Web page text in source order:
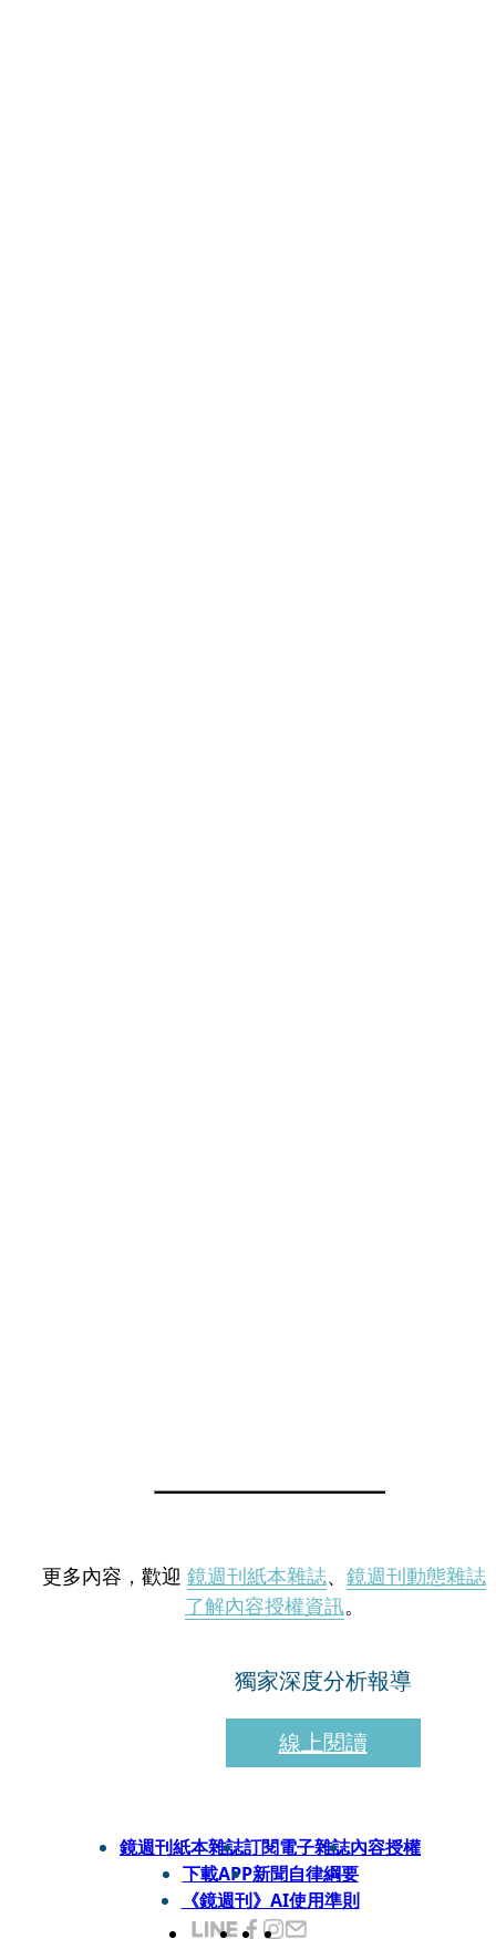
更多內容，歡迎 鏡週刊紙本雜誌、 鏡週刊動態雜誌
了解內容授權資訊。
獨家深度分析報導
線上閱讀
鏡週刊紙本雜誌訂閱電子雜誌內容授權
下載APP新聞自律綱要
《鏡週刊》AI使用準則